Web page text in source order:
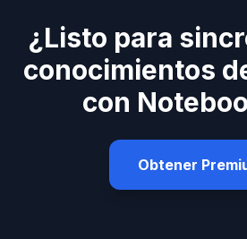
¿Listo para
conocimientos
con
Obtener